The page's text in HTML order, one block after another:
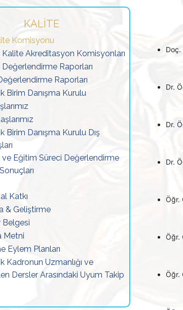
KALITE
Komisyonu
Akreditasyon Komisyonları
Raporları
Raporları
Birim Danışma Kurulu
Birim Danışma Kurulu Dış
Eğitim Süreci Değerlendirme
Katkı
& Geliştirme
Belgesi
Metni
Eylem Planları
Kadronun Uzmanlığı ve
Dersler Arasındaki Uyum Takip
Dr.
Dr.
Dr.